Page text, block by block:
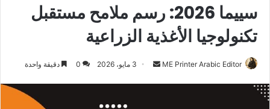
سييما 2026: رسم ملامح مستقبل
تكنولوجيا الأغذية الزراعية
ME Printer Arabic Editor
أرسل 3 مايو، 2026 0 دقيقة واحدة